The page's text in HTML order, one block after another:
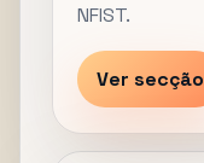
NFIST.
Ver secção